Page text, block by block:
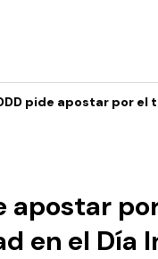
pide apostar por
apostar
en el Día